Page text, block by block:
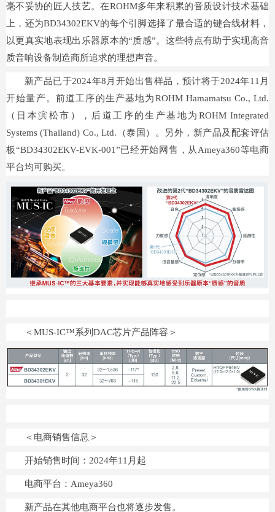
毫不妥协的匠人技艺。在ROHM多年来积累的音质设计技术基础
上，还为BD34302EKV的每个引脚选择了最合适的键合线材料，
以更真实地表现出乐器原本的“质感”。这些特点有助于实现高音
质音响设备制造商所追求的理想声音。
新产品已于2024年8月开始出售样品，预计将于2024年11月
开始量产。前道工序的生产基地为ROHM Hamamatsu Co., Ltd.
（日本滨松市），后道工序的生产基地为ROHM Integrated
Systems (Thailand) Co., Ltd.（泰国）。另外，新产品及配套评估
板“BD34302EKV-EVK-001”已经开始网售，从Ameya360等电商
平台均可购买。
＜MUS-IC™系列DAC芯片产品阵容＞
＜电商销售信息＞
开始销售时间：2024年11月起
电商平台：Ameya360
新产品在其他电商平台也将逐步发售。